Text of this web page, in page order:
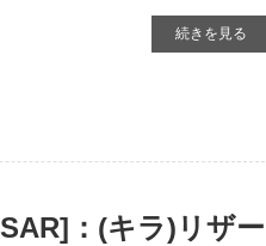
続きを見る
：(キラ)リザー